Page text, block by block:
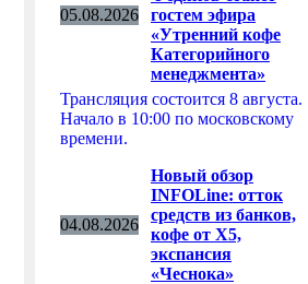
05.08.2026
гостем эфира
«Утренний кофе
Категорийного
менеджмента»
Трансляция состоится 8 августа.
Начало в 10:00 по московскому
времени.
04.08.2026
Новый обзор
INFOLine: отток
средств из банков,
кофе от Х5,
экспансия
«Чеснока»